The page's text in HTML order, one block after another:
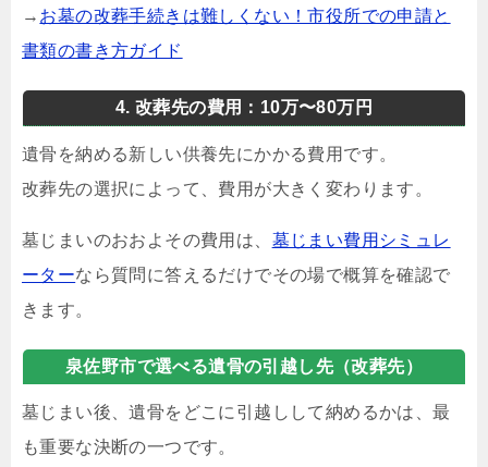
→ お墓の改葬手続きは難しくない！市役所での申請と
書類の書き方ガイド
4. 改葬先の費用：10万〜80万円
遺骨を納める新しい供養先にかかる費用です。
改葬先の選択によって、費用が大きく変わります。
墓じまいのおおよその費用は、 墓じまい費用シミュレ
ーターなら質問に答えるだけでその場で概算を確認で
きます。
泉佐野市で選べる遺骨の引越し先（改葬先）
墓じまい後、遺骨をどこに引越しして納めるかは、最
も重要な決断の一つです。